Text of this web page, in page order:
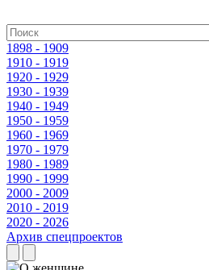
1898 - 1909
1910 - 1919
1920 - 1929
1930 - 1939
1940 - 1949
1950 - 1959
1960 - 1969
1970 - 1979
1980 - 1989
1990 - 1999
2000 - 2009
2010 - 2019
2020 - 2026
Архив спецпроектов